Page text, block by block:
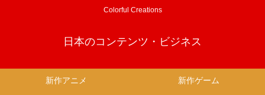
Colorful Creations
日本のコンテンツ・ビジネス
新作アニメ 新作ゲーム